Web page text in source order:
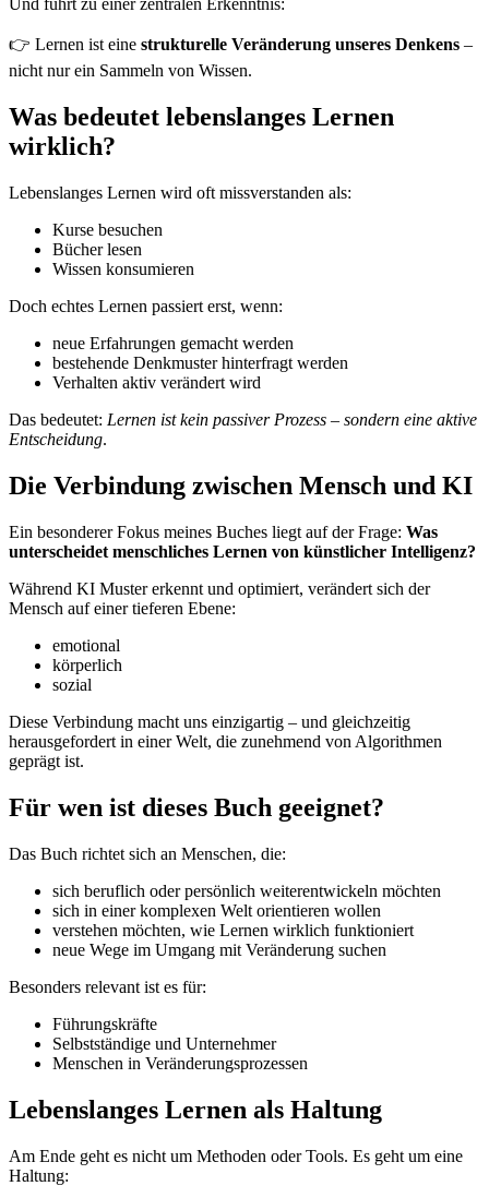
Und führt zu einer zentralen Erkenntnis:
👉 Lernen ist eine strukturelle Veränderung unseres Denkens –
nicht nur ein Sammeln von Wissen.
Was bedeutet lebenslanges Lernen
wirklich?
Lebenslanges Lernen wird oft missverstanden als:
Kurse besuchen
Bücher lesen
Wissen konsumieren
Doch echtes Lernen passiert erst, wenn:
neue Erfahrungen gemacht werden
bestehende Denkmuster hinterfragt werden
Verhalten aktiv verändert wird
Das bedeutet: Lernen ist kein passiver Prozess – sondern eine aktive
Entscheidung.
Die Verbindung zwischen Mensch und KI
Ein besonderer Fokus meines Buches liegt auf der Frage: Was
unterscheidet menschliches Lernen von künstlicher Intelligenz?
Während KI Muster erkennt und optimiert, verändert sich der
Mensch auf einer tieferen Ebene:
emotional
körperlich
sozial
Diese Verbindung macht uns einzigartig – und gleichzeitig
herausgefordert in einer Welt, die zunehmend von Algorithmen
geprägt ist.
Für wen ist dieses Buch geeignet?
Das Buch richtet sich an Menschen, die:
sich beruflich oder persönlich weiterentwickeln möchten
sich in einer komplexen Welt orientieren wollen
verstehen möchten, wie Lernen wirklich funktioniert
neue Wege im Umgang mit Veränderung suchen
Besonders relevant ist es für:
Führungskräfte
Selbstständige und Unternehmer
Menschen in Veränderungsprozessen
Lebenslanges Lernen als Haltung
Am Ende geht es nicht um Methoden oder Tools. Es geht um eine
Haltung: